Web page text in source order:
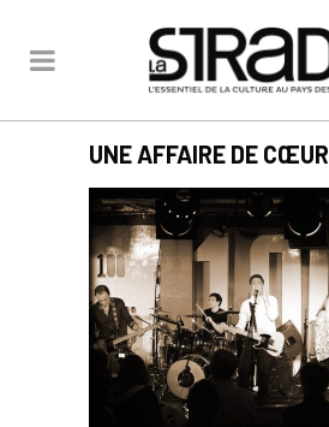
UNE AFFAIRE DE CŒUR